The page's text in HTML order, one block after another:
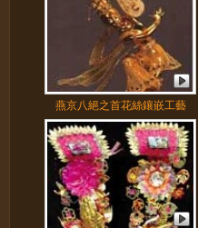
燕京八絕之首花絲鑲嵌工藝